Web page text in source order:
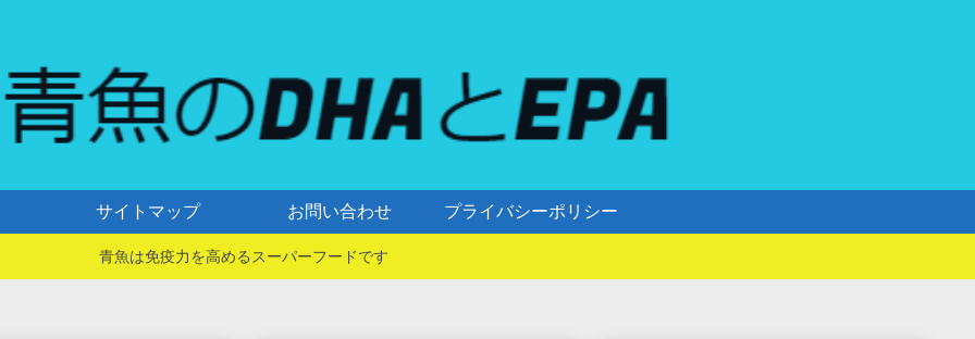
サイトマップ お問い合わせ プライバシーポリシー
青魚は免疫力を高めるスーパーフードです